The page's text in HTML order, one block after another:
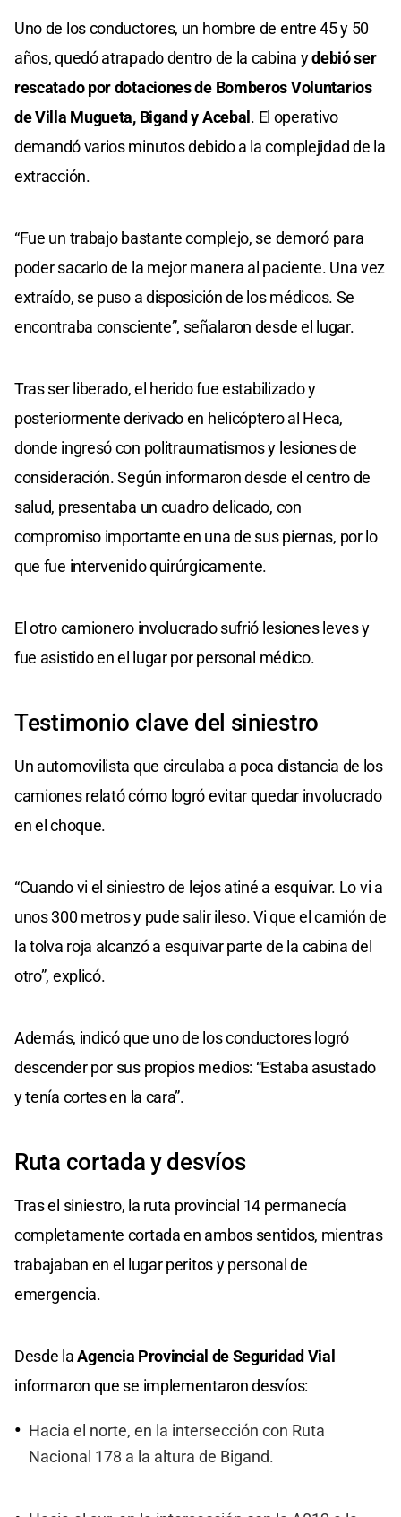
Uno de los conductores, un hombre de entre 45 y 50
años, quedó atrapado dentro de la cabina ydebió ser
rescatado por dotaciones de Bomberos Voluntarios
de Villa Mugueta, Bigand y Acebal . El operativo
demandó varios minutos debido a la complejidad de la
extracción.
“Fue un trabajo bastante complejo, se demoró para
poder sacarlo de la mejor manera al paciente. Una vez
extraído, se puso a disposición de los médicos. Se
encontraba consciente”, señalaron desde el lugar.
Tras ser liberado, el herido fue estabilizado y
posteriormente derivado en helicóptero al Heca,
donde ingresó con politraumatismos y lesiones de
consideración. Según informaron desde el centro de
salud, presentaba un cuadro delicado, con
compromiso importante en una de sus piernas, por lo
que fue intervenido quirúrgicamente.
El otro camionero involucrado sufrió lesiones leves y
fue asistido en el lugar por personal médico.
Testimonio clave del siniestro
Un automovilista que circulaba a poca distancia de los
camiones relató cómo logró evitar quedar involucrado
en el choque.
“Cuando vi el siniestro de lejos atiné a esquivar. Lo vi a
unos 300 metros y pude salir ileso. Vi que el camión de
la tolva roja alcanzó a esquivar parte de la cabina del
otro”, explicó.
Además, indicó que uno de los conductores logró
descender por sus propios medios: “Estaba asustado
y tenía cortes en la cara”.
Ruta cortada y desvíos
Tras el siniestro, la ruta provincial 14 permanecía
completamente cortada en ambos sentidos, mientras
trabajaban en el lugar peritos y personal de
emergencia.
Desde laAgencia Provincial de Seguridad Vial
informaron que se implementaron desvíos:
Hacia el norte, en la intersección con Ruta
Nacional 178 a la altura de Bigand.